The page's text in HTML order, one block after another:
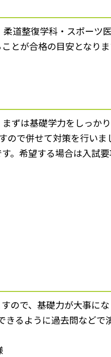
道整復学科・スポーツ
とが合格の目安となりま
ずは基礎学力をしっか
ので併せて対策を行いま
。希望する場合は入試
ので、基礎力が大事にな
きるように過去問などで